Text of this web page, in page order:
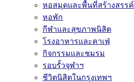
หอสมุดและพื้นที่สร้างสรรค์
หอพัก
กีฬาและสุขภาพนิสิต
โรงอาหารและคาเฟ่
กิจกรรมและชมรม
รอบรั้วจุฬาฯ
ชีวิตนิสิตในกรุงเทพฯ